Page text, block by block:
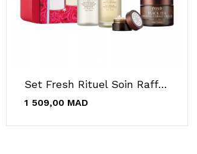
Set Fresh Rituel Soin Raffermissant Thé Noir
1 509,00 MAD